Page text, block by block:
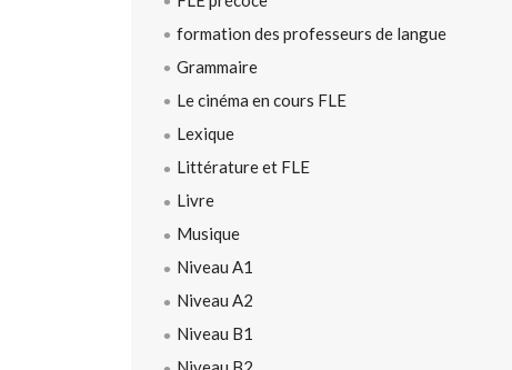
formation des professeurs de langue
Grammaire
Le cinéma en cours FLE
Lexique
Littérature et FLE
Livre
Musique
Niveau A1
Niveau A2
Niveau B1